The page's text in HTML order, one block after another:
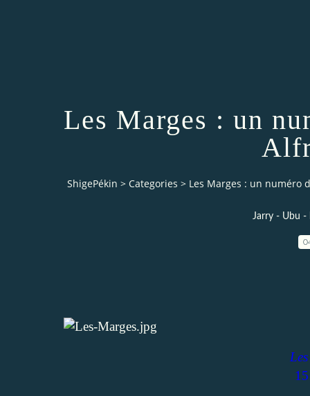
Les Marges : un
ShigePékin > Categories > Les Marges : un numéro
Jarry - Ubu -